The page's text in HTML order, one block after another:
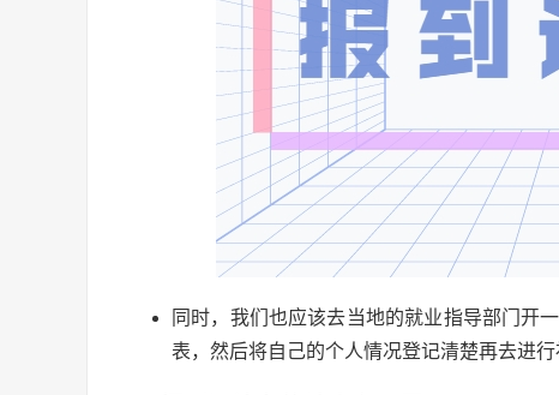
同时，我们也应该去当地的就业指导部门开
表，然后将自己的个人情况登记清楚再去进行